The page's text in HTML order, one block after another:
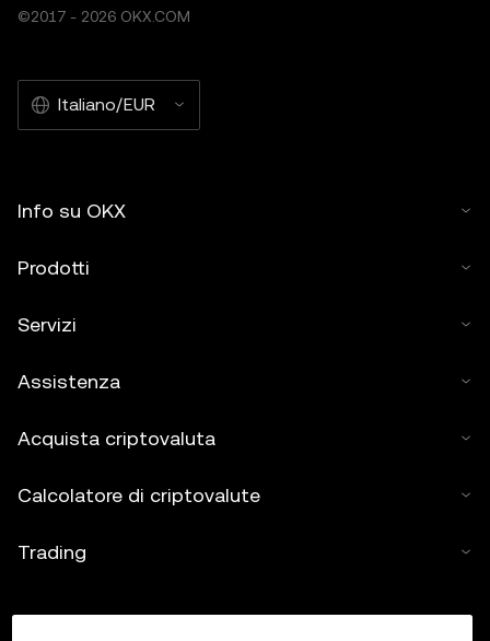
©2017 - 2026 OKX.COM
Italiano/EUR
Info su OKX
Prodotti
Servizi
Assistenza
Acquista criptovaluta
Calcolatore di criptovalute
Trading